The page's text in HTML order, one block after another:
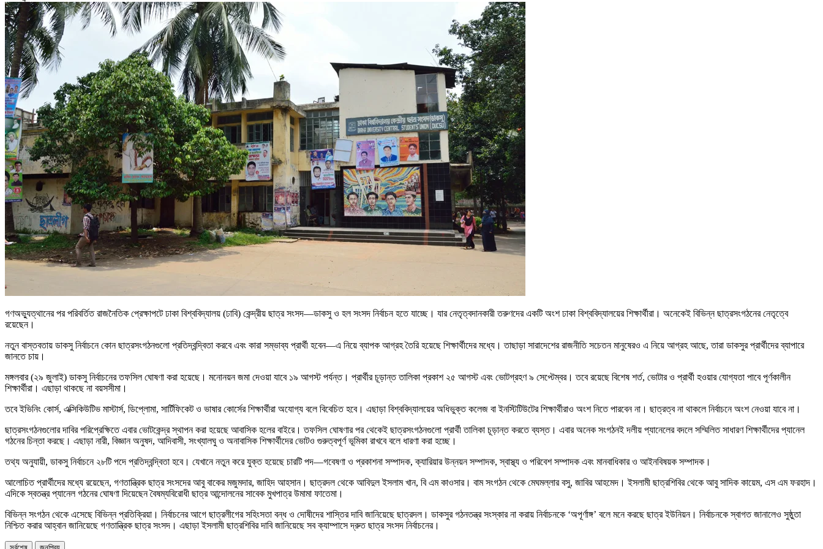
গণঅভ্যুত্থানের পর পরিবর্তিত রাজনৈতিক প্রেক্ষাপটে ঢাকা বিশ্ববিদ্যালয় (ঢাবি) কেন্দ্রীয় ছাত্র সংসদ—ডাকসু ও হল সংসদ নির্বাচন হতে যাচ্ছে। যার নেতৃত্বদানকারী তরুণদের একটি অংশ ঢাকা বিশ্ববিদ্যালয়ের শিক্ষার্থীরা। অনেকেই বিভিন্ন ছাত্রসংগঠনের নেতৃত্বে
রয়েছেন।
নতুন বাস্তবতায় ডাকসু নির্বাচনে কোন ছাত্রসংগঠনগুলো প্রতিদ্বন্দ্বিতা করবে এবং কারা সম্ভাব্য প্রার্থী হবেন—এ নিয়ে ব্যাপক আগ্রহ তৈরি হয়েছে শিক্ষার্থীদের মধ্যে। তাছাড়া সারাদেশের রাজনীতি সচেতন মানুষেরও এ নিয়ে আগ্রহ আছে, তারা ডাকসুর প্রার্থীদের ব্যাপারে
জানতে চায়।
মঙ্গলবার (২৯ জুলাই) ডাকসু নির্বাচনের তফসিল ঘোষণা করা হয়েছে। মনোনয়ন জমা দেওয়া যাবে ১৯ আগস্ট পর্যন্ত। প্রার্থীর চূড়ান্ত তালিকা প্রকাশ ২৫ আগস্ট এবং ভোটগ্রহণ ৯ সেপ্টেম্বর। তবে রয়েছে বিশেষ শর্ত, ভোটার ও প্রার্থী হওয়ার যোগ্যতা পাবে পূর্ণকালীন
শিক্ষার্থীরা। এছাড়া থাকছে না বয়সসীমা।
তবে ইভিনিং কোর্স, এক্সিকিউটিভ মাস্টার্স, ডিপ্লোমা, সার্টিফিকেট ও ভাষার কোর্সের শিক্ষার্থীরা অযোগ্য বলে বিবেচিত হবে। এছাড়া বিশ্ববিদ্যালয়ের অধিভুক্ত কলেজ বা ইনস্টিটিউটের শিক্ষার্থীরাও অংশ নিতে পারবেন না। ছাত্রত্ব না থাকলে নির্বাচনে অংশ নেওয়া যাবে না।
ছাত্রসংগঠনগুলোর দাবির পরিপ্রেক্ষিতে এবার ভোটকেন্দ্র স্থাপন করা হয়েছে আবাসিক হলের বাইরে। তফসিল ঘোষণার পর থেকেই ছাত্রসংগঠনগুলো প্রার্থী তালিকা চূড়ান্ত করতে ব্যস্ত। এবার অনেক সংগঠনই দলীয় প্যানেলের বদলে সম্মিলিত সাধারণ শিক্ষার্থীদের প্যানেল
গঠনের চিন্তা করছে। এছাড়া নারী, বিজ্ঞান অনুষদ, আদিবাসী, সংখ্যালঘু ও অনাবাসিক শিক্ষার্থীদের ভোটও গুরুত্বপূর্ণ ভূমিকা রাখবে বলে ধারণা করা হচ্ছে।
তথ্য অনুযায়ী, ডাকসু নির্বাচনে ২৮টি পদে প্রতিদ্বন্দ্বিতা হবে। যেখানে নতুন করে যুক্ত হয়েছে চারটি পদ—গবেষণা ও প্রকাশনা সম্পাদক, ক্যারিয়ার উন্নয়ন সম্পাদক, স্বাস্থ্য ও পরিবেশ সম্পাদক এবং মানবাধিকার ও আইনবিষয়ক সম্পাদক।
আলোচিত প্রার্থীদের মধ্যে রয়েছেন, গণতান্ত্রিক ছাত্র সংসদের আবু বাকের মজুমদার, জাহিদ আহসান। ছাত্রদল থেকে আবিদুল ইসলাম খান, বি এম কাওসার। বাম সংগঠন থেকে মেঘমল্লার বসু, জাবির আহমেদ। ইসলামী ছাত্রশিবির থেকে আবু সাদিক কায়েম, এস এম ফরহাদ।
এদিকে স্বতন্ত্র প্যানেল গঠনের ঘোষণা দিয়েছেন বৈষম্যবিরোধী ছাত্র আন্দোলনের সাবেক মুখপাত্র উমামা ফাতেমা।
বিভিন্ন সংগঠন থেকে এসেছে বিভিন্ন প্রতিক্রিয়া। নির্বাচনের আগে ছাত্রলীগের সহিংসতা বন্ধ ও দোষীদের শাস্তির দাবি জানিয়েছে ছাত্রদল। ডাকসুর গঠনতন্ত্র সংস্কার না করায় নির্বাচনকে ‘অপূর্ণাঙ্গ’ বলে মনে করছে ছাত্র ইউনিয়ন। নির্বাচনকে স্বাগত জানালেও সুষ্ঠুতা
নিশ্চিত করার আহ্বান জানিয়েছে গণতান্ত্রিক ছাত্র সংসদ। এছাড়া ইসলামী ছাত্রশিবির দাবি জানিয়েছে সব ক্যাম্পাসে দ্রুত ছাত্র সংসদ নির্বাচনের।